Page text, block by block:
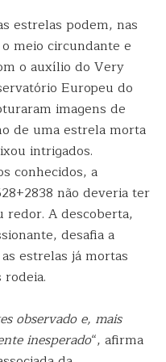
estrelas podem, nas
meio circundante e
o auxílio do Very
Europeu do
imagens de
de uma estrela morta
intrigados.
conhecidos, a
não deveria ter
A descoberta,
desafia a
estrelas já mortas
observado e, mais
inesperado“, afirma